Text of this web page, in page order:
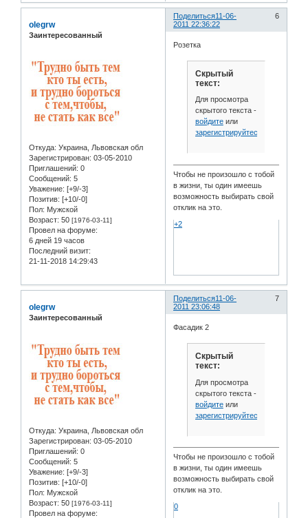
Поделиться 6
11-06-
2011 22:36:22
olegrw
Заинтересованный
Откуда: Украина, Львовская обл
Зарегистрирован: 03-05-2010
Приглашений: 0
Сообщений: 5
Уважение: [+9/-3]
Позитив: [+10/-0]
Пол: Мужской
Возраст: 50 [1976-03-11]
Провел на форуме:
6 дней 19 часов
Последний визит:
21-11-2018 14:29:43
Розетка
Скрытый
текст:
Для просмотра
скрытого текста -
войдитеили
зарегистрируйтесь
Чтобы не произошло с тобой
в жизни, ты один имеешь
возможность выбирать свой
отклик на это.
+2
Поделиться 7
11-06-
2011 23:06:48
olegrw
Заинтересованный
Откуда: Украина, Львовская обл
Зарегистрирован: 03-05-2010
Приглашений: 0
Сообщений: 5
Уважение: [+9/-3]
Позитив: [+10/-0]
Пол: Мужской
Возраст: 50 [1976-03-11]
Провел на форуме:
Фасадик 2
Скрытый
текст:
Для просмотра
скрытого текста -
войдитеили
зарегистрируйтесь
Чтобы не произошло с тобой
в жизни, ты один имеешь
возможность выбирать свой
отклик на это.
0